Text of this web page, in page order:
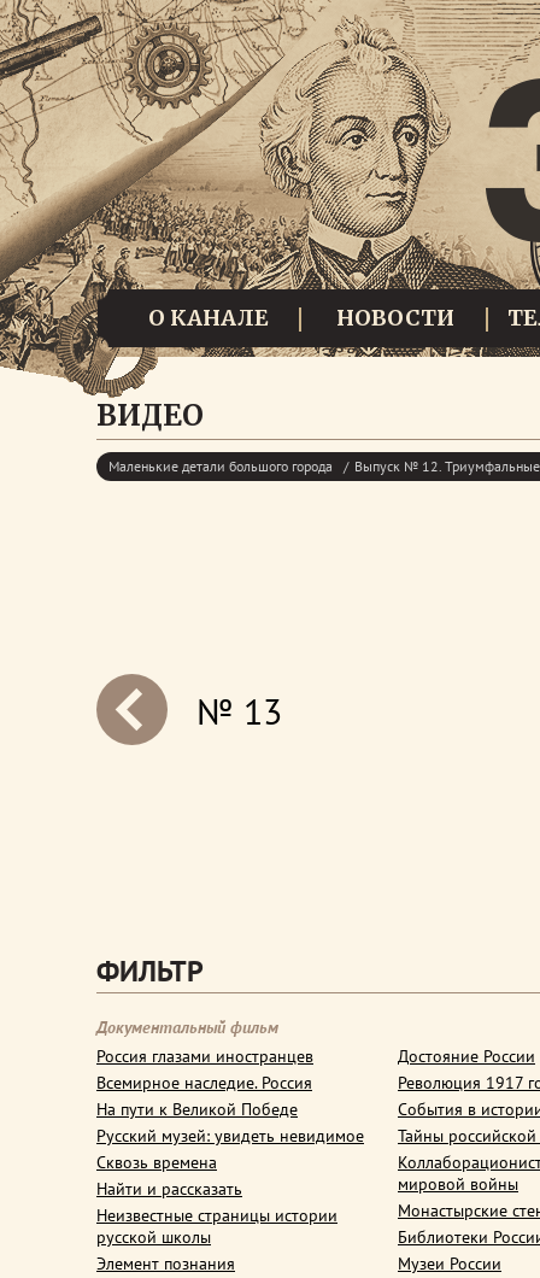
О КАНАЛЕ НОВОСТИ
ВИДЕО
Маленькие детали большого города Выпуск № 12. Триумфальные
№ 13
ФИЛЬТР
Документальный фильм
Россия глазами иностранцев
Всемирное наследие. Россия
На пути к Великой Победе
Русский музей: увидеть невидимое
Сквозь времена
Найти и рассказать
Неизвестные страницы истории
русской школы
Элемент познания
Достояние России
Революция 1917
События в
Тайны
мировой войны
Монастырские
Библиотеки
Музеи России